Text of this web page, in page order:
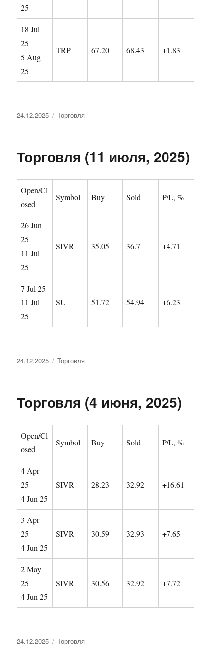
25
18 Jul
25
5 Aug
25
TRP 67.20 68.43 +1.83
Опубликовано
24.12.2025 Рубрики
Торговля
Торговля (11 июля, 2025)
Open/Cl
osed
Symbol Buy Sold P/L, %
26 Jun
25
11 Jul
25
SIVR 35.05 36.7 +4.71
7 Jul 25
11 Jul
25
SU 51.72 54.94 +6.23
Опубликовано
24.12.2025 Рубрики
Торговля
Торговля (4 июня, 2025)
Open/Cl
osed
Symbol Buy Sold P/L, %
4 Apr
25
4 Jun 25
SIVR 28.23 32.92 +16.61
3 Apr
25
4 Jun 25
SIVR 30.59 32.93 +7.65
2 May
25
4 Jun 25
SIVR 30.56 32.92 +7.72
Опубликовано
24.12.2025 Рубрики
Торговля